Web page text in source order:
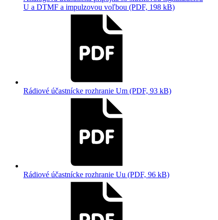
U a DTMF a impulzovou voľbou (PDF, 198 kB)
Rádiové účastnícke rozhranie Um (PDF, 93 kB)
Rádiové účastnícke rozhranie Uu (PDF, 96 kB)